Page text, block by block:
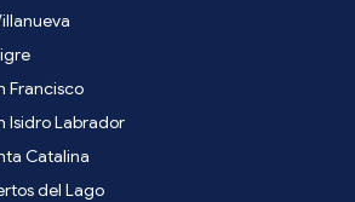
Francisco
Isidro Labrador
Catalina
del Lago